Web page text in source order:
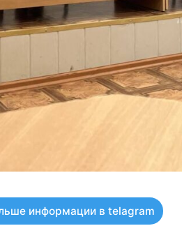
информации в telagram